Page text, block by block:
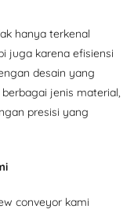
hanya terkenal
juga karena efisiensi
desain yang
jenis material,
presisi yang
conveyor kami